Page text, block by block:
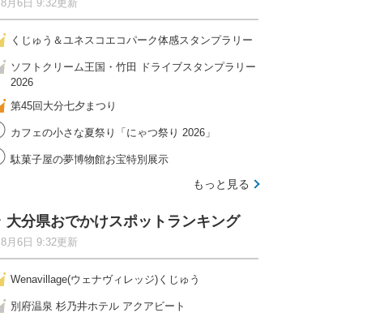
8月6日 9:32更新
くじゅう＆ユネスコエコパーク体感スタンプラリー
ソフトクリーム王国・竹田 ドライブスタンプラリー
2026
第45回大分七夕まつり
カフェの小さな夏祭り「にゃつ祭り 2026」
駄菓子屋の夢博物館お宝特別展示
もっと見る
大分県おでかけスポットランキング
8月6日 9:32更新
Wenavillage(ウェナヴィレッジ)くじゅう
別府温泉 杉乃井ホテル アクアビート